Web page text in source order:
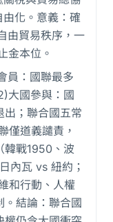
化。意義：確
由貿易秩序，一
金本位。
員：國聯最多
大國參與：國
出；聯合國五常
僅道義譴責，
韓戰1950、波
內瓦 vs 紐約；
和行動、人權
。結論：聯合國